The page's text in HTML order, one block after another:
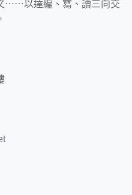
⋯⋯以達編、寫、讀三向交